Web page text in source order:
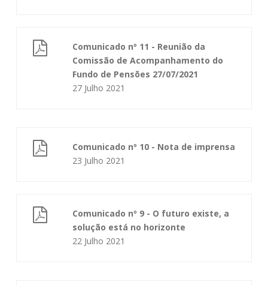
Comunicado nº 11 - Reunião da
Comissão de Acompanhamento do
Fundo de Pensões 27/07/2021
27 Julho 2021
Comunicado nº 10 - Nota de imprensa
23 Julho 2021
Comunicado nº 9 - O futuro existe, a
solução está no horizonte
22 Julho 2021